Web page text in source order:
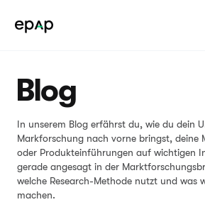
Blog
In unserem Blog erfährst du, wie du dein
Markforschung nach vorne bringst, deine
oder Produkteinführungen auf wichtigen
gerade angesagt in der
welche Research-Methode nutzt und was
machen.